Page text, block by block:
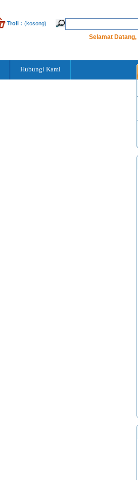
Troli : (kosong)
Selamat Datang,
Hubungi Kami